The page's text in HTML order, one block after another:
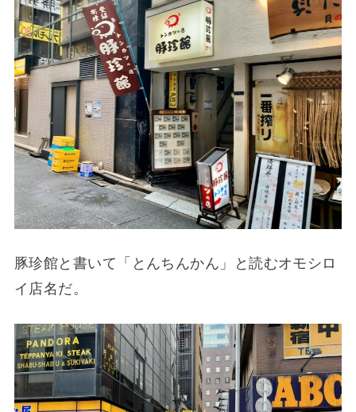
豚珍館と書いて「とんちんかん」と読むオモシロ
イ店名だ。